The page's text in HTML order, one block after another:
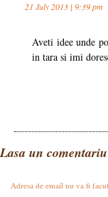
21 July 2013 | 9:39 pm
Aveti idee unde
in tara si imi
Lasa un comentariu
Adresa de email nu va fi